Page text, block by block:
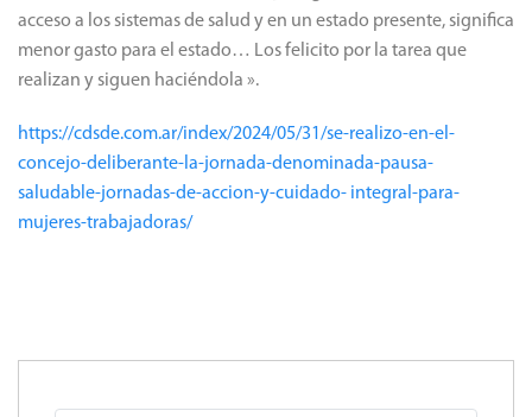
acceso a los sistemas de salud y en un estado presente, significa
menor gasto para el estado… Los felicito por la tarea que
realizan y siguen haciéndola ».
https://cdsde.com.ar/index/2024/05/31/se-realizo-en-el-
concejo-deliberante-la-jornada-denominada-pausa-
saludable-jornadas-de-accion-y-cuidado- integral-para-
mujeres-trabajadoras/